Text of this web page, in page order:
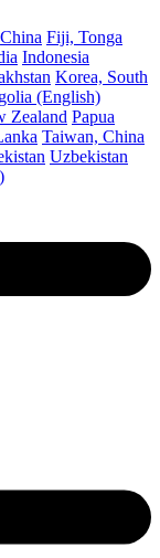
China Fiji, Tonga
Indonesia
Korea, South
(English)
Zealand Papua
Taiwan, China
Uzbekistan